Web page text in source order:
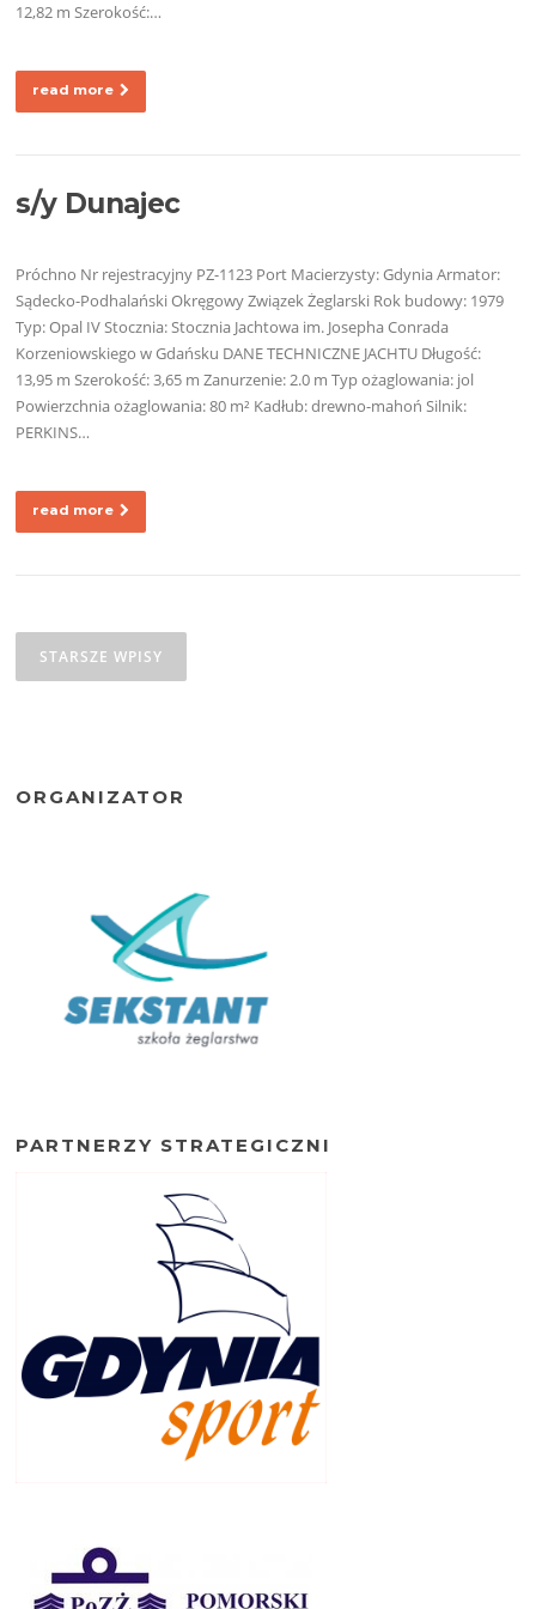
12,82 m Szerokość:…
read more
s/y Dunajec
Próchno Nr rejestracyjny PZ-1123 Port Macierzysty: Gdynia Armator:
Sądecko-Podhalański Okręgowy Związek Żeglarski Rok budowy: 1979
Typ: Opal IV Stocznia: Stocznia Jachtowa im. Josepha Conrada
Korzeniowskiego w Gdańsku DANE TECHNICZNE JACHTU Długość:
13,95 m Szerokość: 3,65 m Zanurzenie: 2.0 m Typ ożaglowania: jol
Powierzchnia ożaglowania: 80 m² Kadłub: drewno-mahoń Silnik:
PERKINS…
read more
po
wpisach
STARSZE WPISY
ORGANIZATOR
PARTNERZY STRATEGICZNI